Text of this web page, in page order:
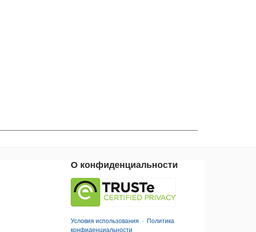
О конфиденциальности
Условия использования ·
Политика
конфиденциальности